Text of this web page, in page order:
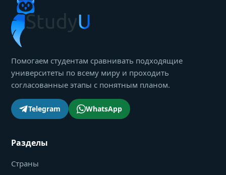
Помогаем студентам сравнивать подходящие
университеты по всему миру и проходить
согласованные этапы с понятным планом.
Telegram WhatsApp
Разделы
Страны